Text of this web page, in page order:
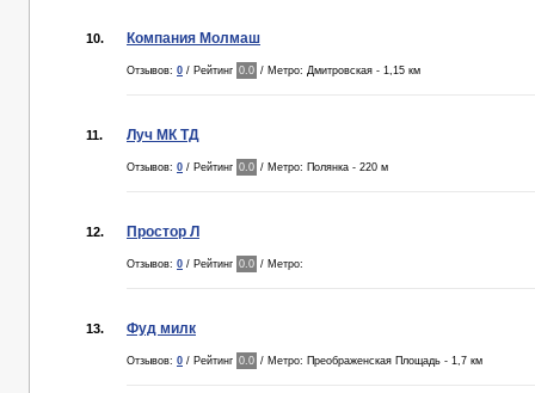
10. Компания Молмаш
Отзывов: 0 / Рейтинг 0.0 / Метро: Дмитровская - 1,15 км
11. Луч МК ТД
Отзывов: 0 / Рейтинг 0.0 / Метро: Полянка - 220 м
12. Простор Л
Отзывов: 0 / Рейтинг 0.0 / Метро:
13. Фуд милк
Отзывов: 0 / Рейтинг 0.0 / Метро: Преображенская Площадь - 1,7 км